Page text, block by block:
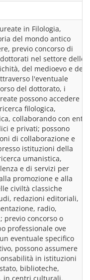
in Filologia,
del mondo antico
previo concorso di
nel settore delle
del medioevo e del
l'eventuale
del dottorato, i
possono accedere
filologica,
collaborando con enti
e privati; possono
di collaborazione e
istituzioni della
umanistica,
e di servizi per
promozione e alla
civiltà classiche
redazioni editoriali,
radio,
previo concorso o
professionale ove
eventuale specifico
possono assumere
in istituzioni
biblioteche,